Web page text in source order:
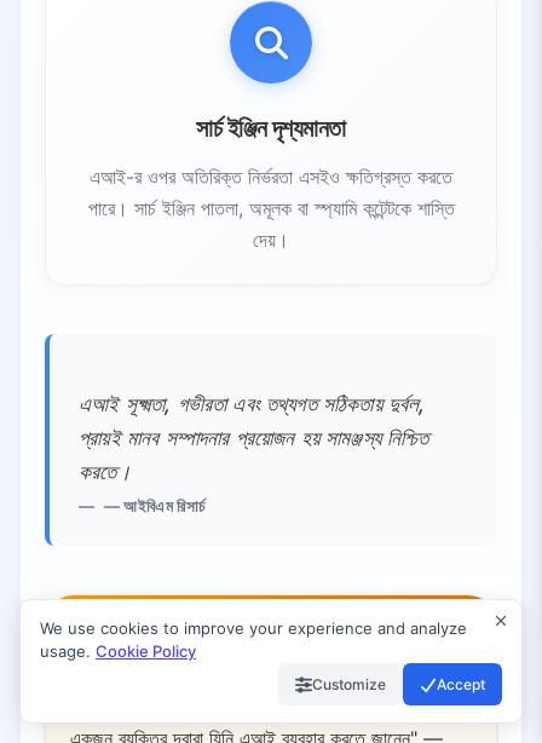
সার্চ ইঞ্জিন দৃশ্যমানতা
এআই-র ওপর অতিরিক্ত নির্ভরতা এসইও ক্ষতিগ্রস্ত করতে
পারে। সার্চ ইঞ্জিন পাতলা, অমূলক বা স্প্যামি কন্টেন্টকে শাস্তি
দেয়।
এআই সূক্ষ্মতা, গভীরতা এবং তথ্যগত সঠিকতায় দুর্বল,
প্রায়ই মানব সম্পাদনার প্রয়োজন হয় সামঞ্জস্য নিশ্চিত
করতে।
— আইবিএম রিসার্চ
কর্মসংস্থান প্রভাব:অনেক বিশেষজ্ঞ মনে করেন এআই সৃজনশীল
ভূমিকা পরিবর্তন করবে, তবে মানব দক্ষতা অপরিহার্য থাকবে।
"আপনার কাজ এআই দ্বারা নেওয়া হবে না; এটি নেওয়া হবে এমন
একজন ব্যক্তির দ্বারা যিনি এআই ব্যবহার করতে জানেন" —
We use cookies to improve your experience and analyze
usage. Cookie Policy
Customize Accept